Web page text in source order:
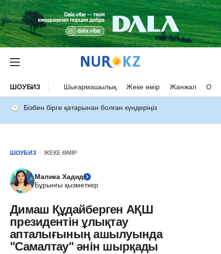
ШОУБИЗ Шығармашылық Жеке өмір Жанжал
Бізбен бірге қатарынан болған күндеріңіз
ШОУБИЗ ЖЕКЕ ӨМІР
Малика Хадид
Бұрынғы қызметкер
Димаш Құдайберген АҚШ
президентін ұлықтау
апталығының ашылуында
"Самалтау" әнін шырқады